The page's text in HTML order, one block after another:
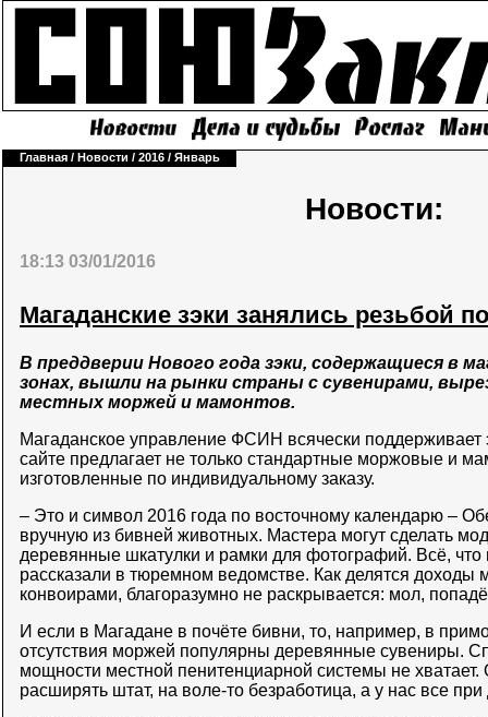
Главная / Новости / 2016 / Январь
Новости:
18:13 03/01/2016
Магаданские зэки занялись резьбой
В преддверии Нового года зэки, содержащиеся в
зонах, вышли на рынки страны с сувенирами,
местных моржей и мамонтов.
Магаданское управление ФСИН всячески поддерживает
сайте предлагает не только стандартные моржовые и
изготовленные по индивидуальному заказу.
– Это и символ 2016 года по восточному календарю –
вручную из бивней животных. Мастера могут сделать
деревянные шкатулки и рамки для фотографий. Всё, что
рассказали в тюремном ведомстве. Как делятся доходы
конвоирами, благоразумно не раскрывается: мол,
И если в Магадане в почёте бивни, то, например, в
отсутствия моржей популярны деревянные сувениры.
мощности местной пенитенциарной системы не хватает.
расширять штат, на воле-то безработица, а у нас все